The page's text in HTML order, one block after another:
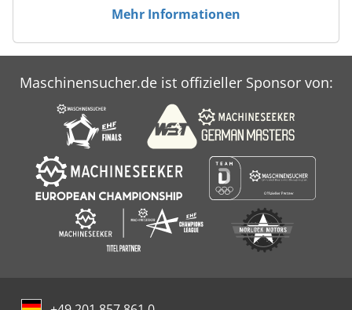
Mehr Informationen
Maschinensucher.de ist offizieller Sponsor von: